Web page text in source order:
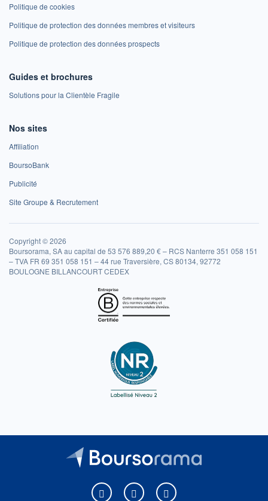
Politique de cookies
Politique de protection des données membres et visiteurs
Politique de protection des données prospects
Guides et brochures
Solutions pour la Clientèle Fragile
Nos sites
Affiliation
BoursoBank
Publicité
Site Groupe & Recrutement
Copyright © 2026
Boursorama, SA au capital de 53 576 889,20 € – RCS Nanterre 351 058 151
– TVA FR 69 351 058 151 – 44 rue Traversière, CS 80134, 92772
BOULOGNE BILLANCOURT CEDEX
Boursorama sur Facebook
Boursorama sur XBoursorama sur